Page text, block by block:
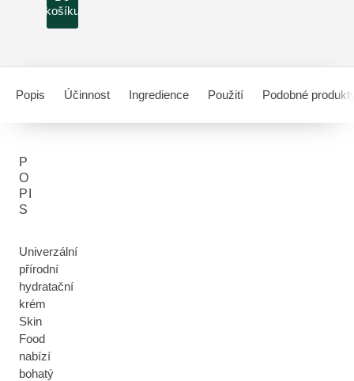
košíku
Popis Účinnost Ingredience Použití Podobné
P
O
PI
S
Univerzální
přírodní
hydratační
krém
Skin
Food
nabízí
bohatý